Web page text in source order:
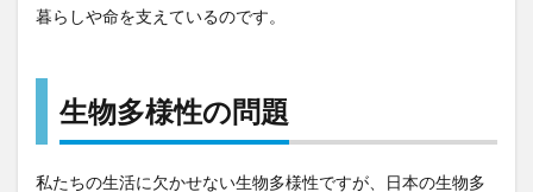
ち込
系の
暮らしや命を支えているのです。
生物多様性の問題
私たちの生活に欠かせない生物多様性ですが、日本の生物多